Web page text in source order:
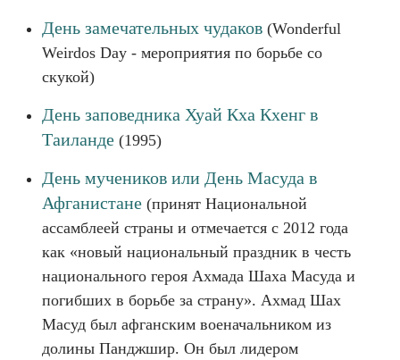
День замечательных чудаков (Wonderful
Weirdos Day - мероприятия по борьбе со
скукой)
День заповедника Хуай Кха Кхенг в
Таиланде (1995)
День мучеников или День Масуда в
Афганистане (принят Национальной
ассамблеей страны и отмечается с 2012 года
как «новый национальный праздник в честь
национального героя Ахмада Шаха Масуда и
погибших в борьбе за страну». Ахмад Шах
Масуд был афганским военачальником из
долины Панджшир. Он был лидером